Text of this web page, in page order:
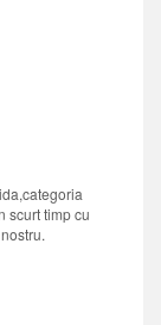
scurt timp cu